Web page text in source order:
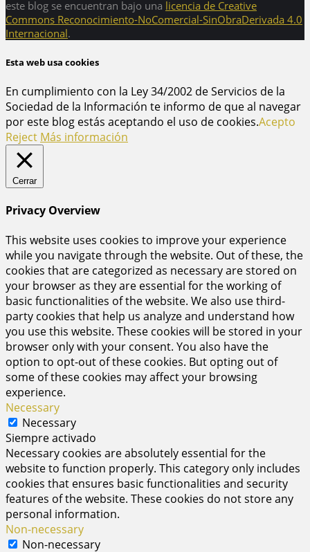
este blog se encuentran bajo una licencia de Creative
Commons Reconocimiento-NoComercial-SinObraDerivada 4.0
Internacional.
Esta web usa cookies
En cumplimiento con la Ley 34/2002 de Servicios de la
Sociedad de la Información te informo de que al navegar
por este blog estás aceptando el uso de cookies.Acepto
Reject Más información
Cerrar
Privacy Overview
This website uses cookies to improve your experience
while you navigate through the website. Out of these, the
cookies that are categorized as necessary are stored on
your browser as they are essential for the working of
basic functionalities of the website. We also use third-
party cookies that help us analyze and understand how
you use this website. These cookies will be stored in your
browser only with your consent. You also have the
option to opt-out of these cookies. But opting out of
some of these cookies may affect your browsing
experience.
Necessary
Necessary
Siempre activado
Necessary cookies are absolutely essential for the
website to function properly. This category only includes
cookies that ensures basic functionalities and security
features of the website. These cookies do not store any
personal information.
Non-necessary
Non-necessary